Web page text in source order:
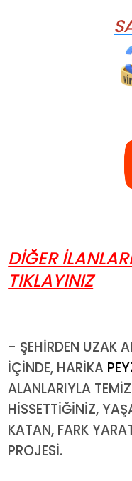
DİĞER
TIKLAYINIZ
- ŞEHİRDEN UZAK
İÇİNDE, HARİKA
ALANLARIYLA
HİSSETTİĞİNİZ,
KATAN, FARK
PROJESİ.